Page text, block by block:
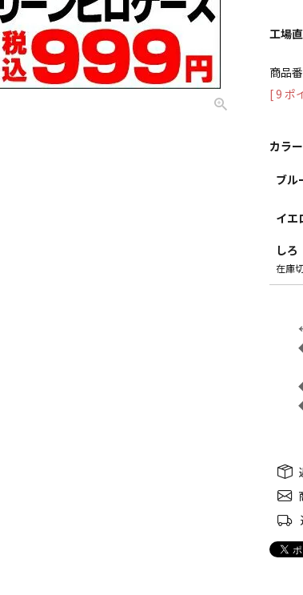
工場
商品
[9 ポ
カラー
ブル
イエ
しろ
在庫